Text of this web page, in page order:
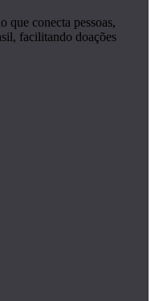
que conecta pessoas,
facilitando doações